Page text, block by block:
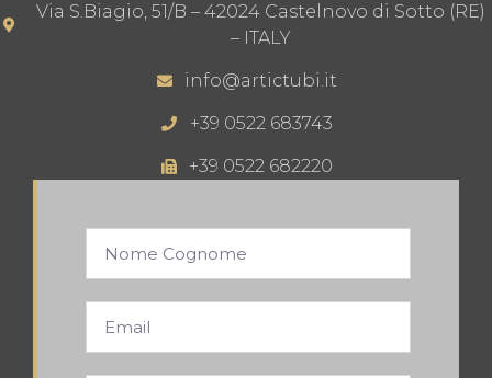
Via S.Biagio, 51/B – 42024 Castelnovo di Sotto (RE)
– ITALY
info@artictubi.it
+39 0522 683743
+39 0522 682220